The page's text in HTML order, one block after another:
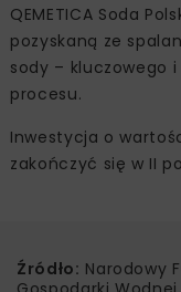
QEMETICA Soda
pozyskaną ze
sody – kluczowego
procesu.
Inwestycja o
zakończyć się w II
Źródło: Narodowy